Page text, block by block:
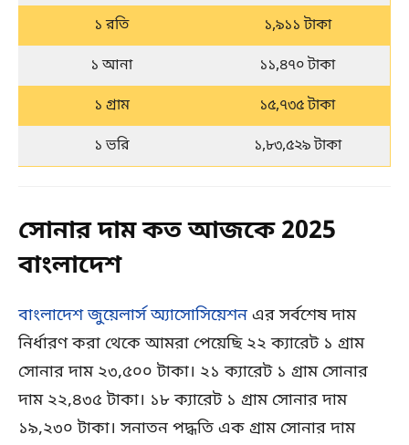
১ রতি
১,৯১১ টাকা
১ আনা
১১,৪৭০ টাকা
১ গ্রাম
১৫,৭৩৫ টাকা
১ ভরি
১,৮৩,৫২৯ টাকা
সোনার দাম কত আজকে 2025
বাংলাদেশ
বাংলাদেশ জুয়েলার্স অ্যাসোসিয়েশন এর সর্বশেষ দাম
নির্ধারণ করা থেকে আমরা পেয়েছি ২২ ক্যারেট ১ গ্রাম
সোনার দাম ২৩,৫০০ টাকা। ২১ ক্যারেট ১ গ্রাম সোনার
দাম ২২,৪৩৫ টাকা। ১৮ ক্যারেট ১ গ্রাম সোনার দাম
১৯,২৩০ টাকা। সনাতন পদ্ধতি এক গ্রাম সোনার দাম